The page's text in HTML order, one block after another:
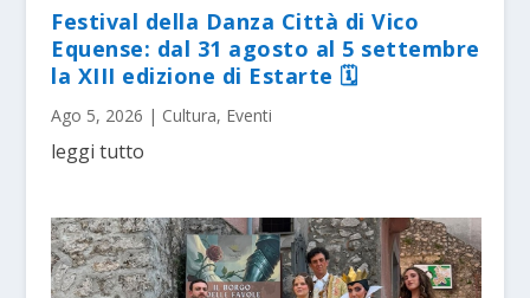
Festival della Danza Città di Vico
Equense: dal 31 agosto al 5 settembre
la XIII edizione di Estarte 🗓
Ago 5, 2026 | Cultura, Eventi
leggi tutto